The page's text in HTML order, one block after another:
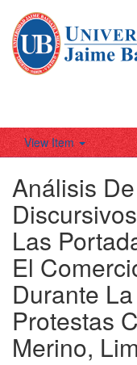
View Item
Análisis
Las
El
Durante
Protestas
Merino,